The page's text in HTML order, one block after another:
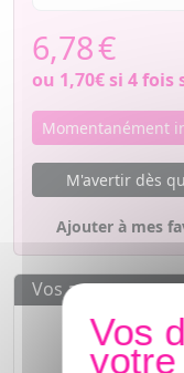
6,78€
ou 1,70€si 4 fois
Momentanément
M'avertir dès
Ajouter à mes
Vos avantages
Des prix
Paiement